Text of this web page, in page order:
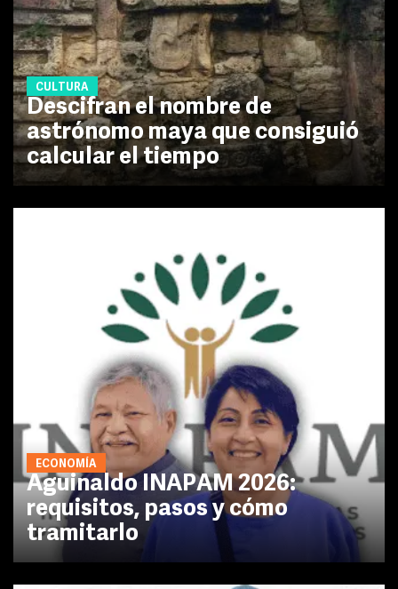
CULTURA
Descifran el nombre de
astrónomo maya que consiguió
calcular el tiempo
ECONOMÍA
Aguinaldo INAPAM 2026:
requisitos, pasos y cómo
tramitarlo